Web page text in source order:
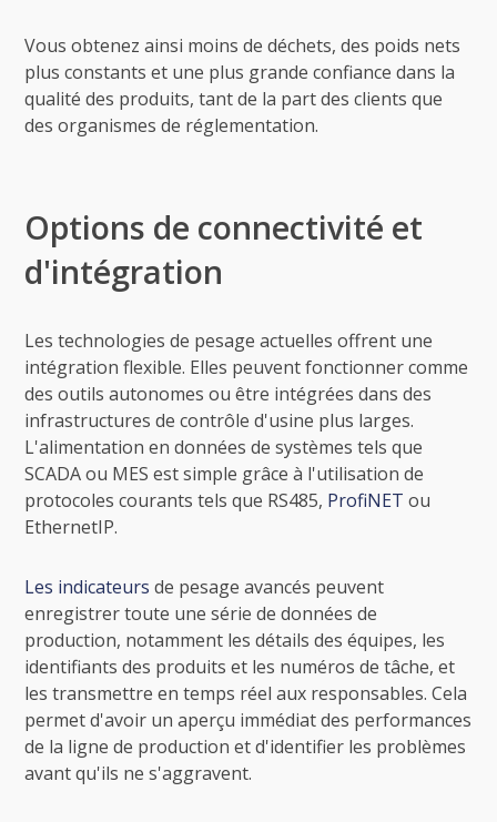
Vous obtenez ainsi moins de déchets, des poids nets
plus constants et une plus grande confiance dans la
qualité des produits, tant de la part des clients que
des organismes de réglementation.
Options de connectivité et
d'intégration
Les technologies de pesage actuelles offrent une
intégration flexible. Elles peuvent fonctionner comme
des outils autonomes ou être intégrées dans des
infrastructures de contrôle d'usine plus larges.
L'alimentation en données de systèmes tels que
SCADA ou MES est simple grâce à l'utilisation de
protocoles courants tels que RS485, ProfiNET ou
EthernetIP.
Les indicateurs de pesage avancés peuvent
enregistrer toute une série de données de
production, notamment les détails des équipes, les
identifiants des produits et les numéros de tâche, et
les transmettre en temps réel aux responsables. Cela
permet d'avoir un aperçu immédiat des performances
de la ligne de production et d'identifier les problèmes
avant qu'ils ne s'aggravent.